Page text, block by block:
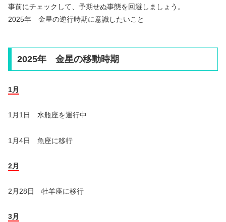
事前にチェックして、予期せぬ事態を回避しましょう。
2025年 金星の逆行時期に意識したいこと
2025年 金星の移動時期
1月
1月1日 水瓶座を運行中
1月4日 魚座に移行
2月
2月28日 牡羊座に移行
3月